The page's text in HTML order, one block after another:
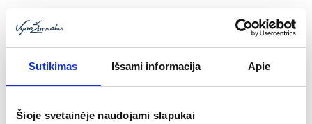
Sutikimas Išsami informacija Apie
Šioje svetainėje naudojami slapukai